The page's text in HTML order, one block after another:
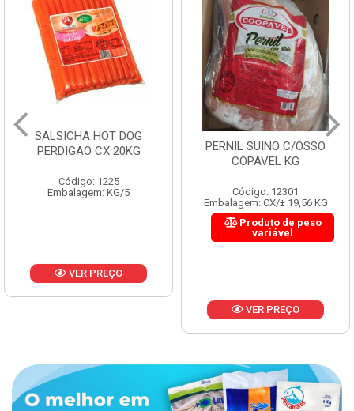
SALSICHA HOT DOG
PERDIGAO CX 20KG
Código: 1225
Embalagem: KG/5
VER PREÇO
PERNIL SUINO C/OSSO
COPAVEL KG
Código: 12301
Embalagem: CX/± 19,56 KG
Produto de peso
variável
VER PREÇO